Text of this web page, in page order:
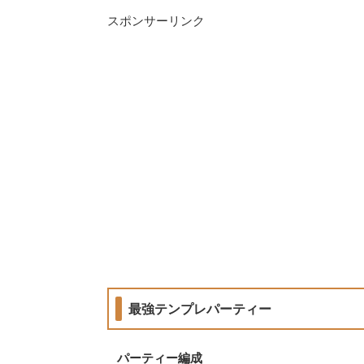
スポンサーリンク
最強テンプレパーティー
パーティー編成